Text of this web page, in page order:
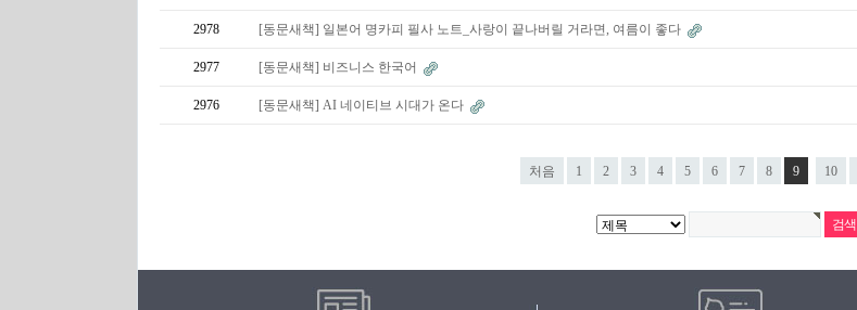
2978 [동문새책] 일본어 명카피 필사 노트_사랑이 끝나버릴 거라면, 여름이 좋다
2977 [동문새책] 비즈니스 한국어
2976 [동문새책] AI 네이티브 시대가 온다
처음 1 2 3 4 5 6 7 8 9 10